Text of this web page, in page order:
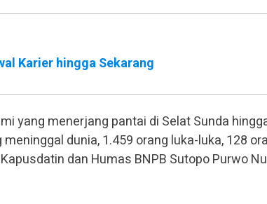
Karier hingga Sekarang
yang menerjang pantai di Selat Sunda
dunia, 1.459 orang luka-luka, 128
dan Humas BNPB Sutopo Purwo